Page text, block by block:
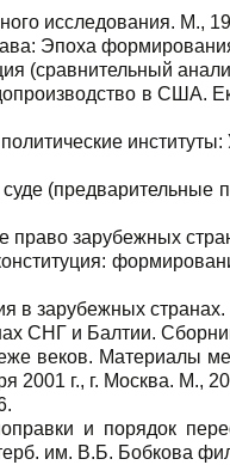
исследования. М.,
Эпоха
(сравнительный
в США.
(предварительные
право зарубежных
в зарубежных
СНГ и Балтии.
веков. Материалы
2001 г., г. Москва. М.,
и порядок
им. В.Б. Бобкова